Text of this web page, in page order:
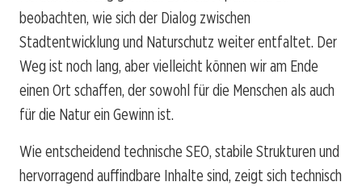
beobachten, wie sich der Dialog zwischen
Stadtentwicklung und Naturschutz weiter entfaltet. Der
Weg ist noch lang, aber vielleicht können wir am Ende
einen Ort schaffen, der sowohl für die Menschen als auch
für die Natur ein Gewinn ist.
Wie entscheidend technische SEO, stabile Strukturen und
hervorragend auffindbare Inhalte sind, zeigt sich technisch